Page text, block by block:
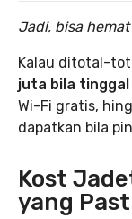
Jadi, bisa
Kalau ditotal-
juta bila tinggal
Wi-Fi gratis,
dapatkan bila
Kost
yang